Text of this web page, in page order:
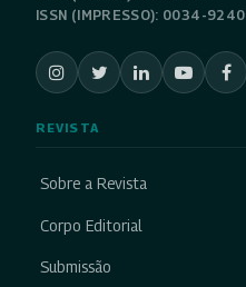
ISSN (IMPRESSO): 0034-9240
REVISTA
Sobre a Revista
Corpo Editorial
Submissão